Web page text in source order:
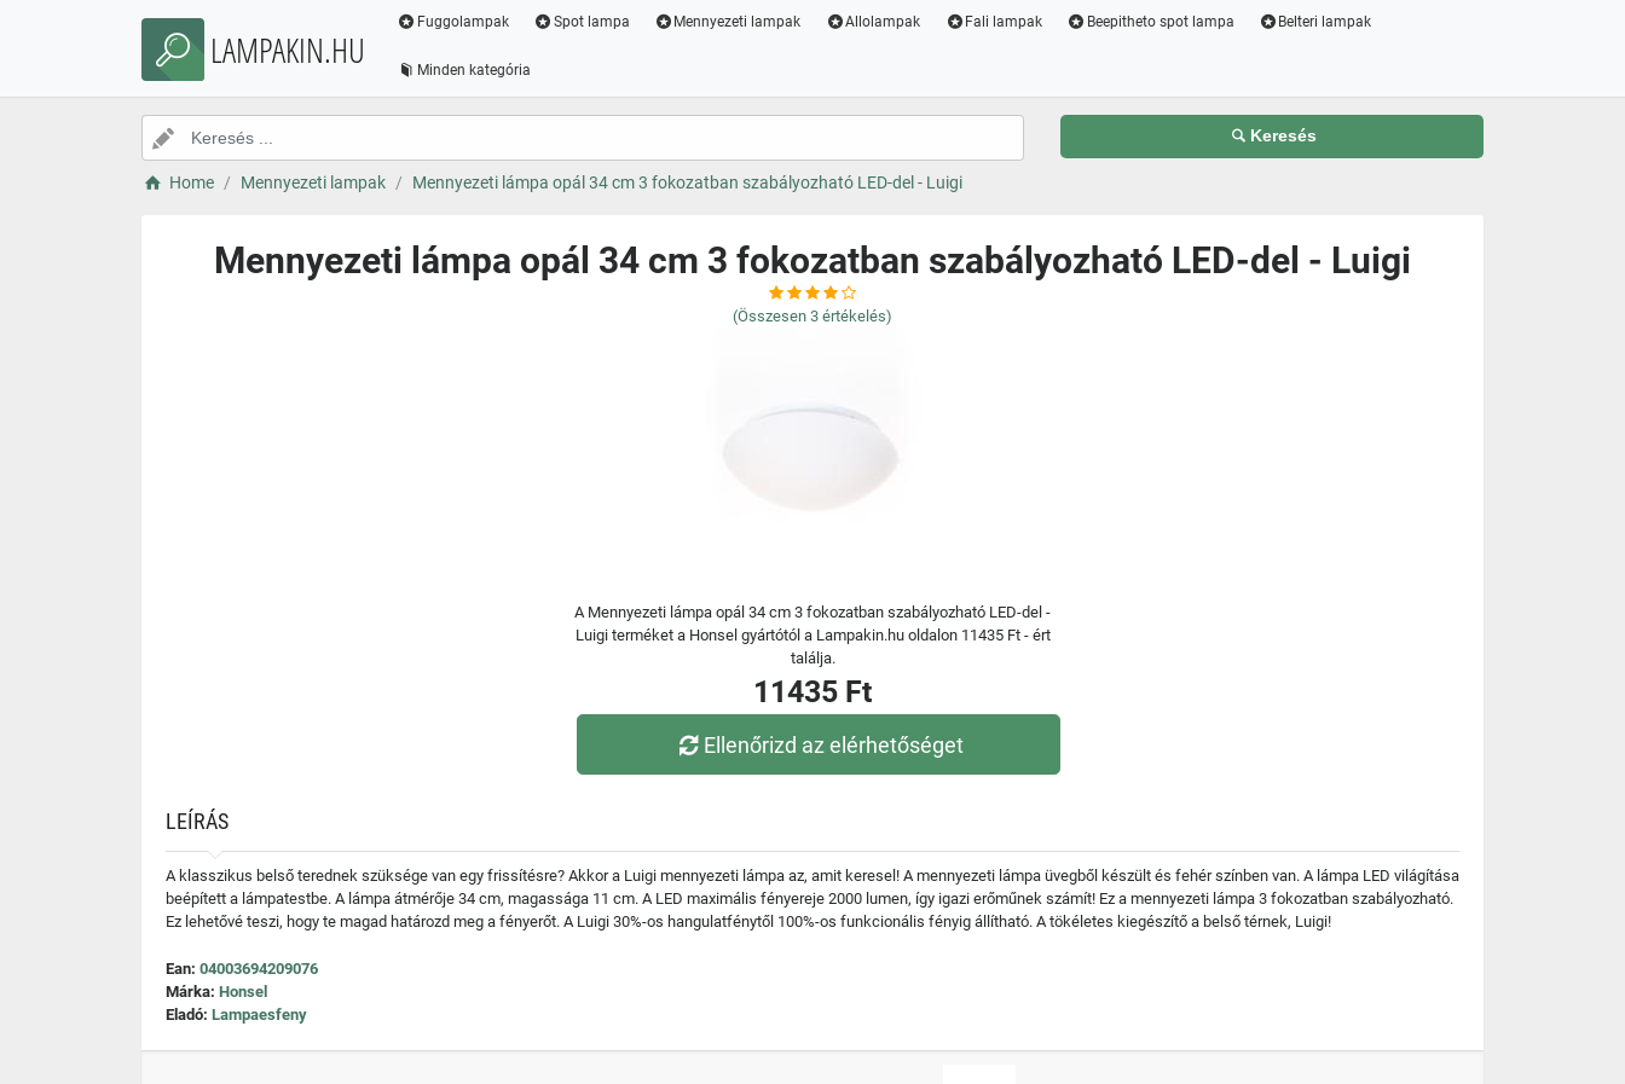
LAMPAKIN.HU
Fuggolampak Spot lampa Mennyezeti lampak Allolampak Fali lampak Beepitheto spot lampa Belteri lampak
Minden kategória
Keresés
Home Mennyezeti lampak Mennyezeti lámpa opál 34 cm 3 fokozatban szabályozható LED-del - Luigi
Mennyezeti lámpa opál 34 cm 3 fokozatban szabályozható LED-del - Luigi
(Összesen 3 értékelés)
A Mennyezeti lámpa opál 34 cm 3 fokozatban szabályozható LED-del -
Luigi terméket a Honsel gyártótól a Lampakin.hu oldalon 11435 Ft - ért
találja.
11435 Ft
Ellenőrizd az elérhetőséget
LEÍRÁS
A klasszikus belső terednek szüksége van egy frissítésre? Akkor a Luigi mennyezeti lámpa az, amit keresel! A mennyezeti lámpa üvegből készült és fehér színben van. A lámpa LED világítása
beépített a lámpatestbe. A lámpa átmérője 34 cm, magassága 11 cm. A LED maximális fényereje 2000 lumen, így igazi erőműnek számít! Ez a mennyezeti lámpa 3 fokozatban szabályozható.
Ez lehetővé teszi, hogy te magad határozd meg a fényerőt. A Luigi 30%-os hangulatfénytől 100%-os funkcionális fényig állítható. A tökéletes kiegészítő a belső térnek, Luigi!
Ean: 04003694209076
Márka: Honsel
Eladó: Lampaesfeny